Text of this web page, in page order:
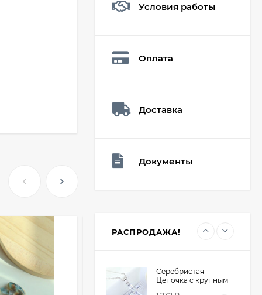
Условия работы
Оплата
Доставка
Документы
РАСПРОДАЖА!
16,90
Мешочек (5*7см)
Серебристая
Цепочка с крупным